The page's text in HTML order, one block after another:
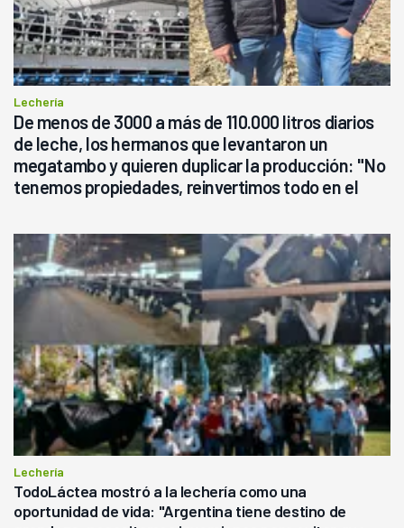
Lechería
De menos de 3000 a más de 110.000 litros diarios
de leche, los hermanos que levantaron un
megatambo y quieren duplicar la producción: "No
tenemos propiedades, reinvertimos todo en el
Lechería
TodoLáctea mostró a la lechería como una
oportunidad de vida: "Argentina tiene destino de